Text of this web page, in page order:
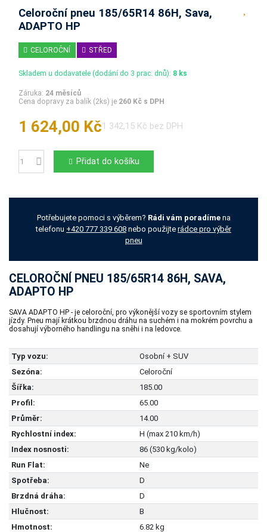
Celoroční pneu 185/65R14 86H, Sava,
ADAPTO HP
CELOROČNÍ STŘED
Skladem u dodavatele (dodání do 3 prac. dnů): 8 ks
Záruka: 24 měsíců
Cena dopravy za balík (2ks) je 260 Kč s DPH
1 624,00 Kč1 342,15 Kč bez DPH
Počet Přidat do košíku
Potřebujete pomoci s výběrem? Rádi vám poradímena
telefonu +420 777 339 608 nebo použijte rádce pro výběr
pneu
CELOROČNÍ PNEU 185/65R14 86H, SAVA,
ADAPTO HP
SAVA ADAPTO HP - je celoroční, pro výkonější vozy se sportovním stylem
jízdy. Pneu mají krátkou brzdnou dráhu na suchém i na mokrém povrchu a
dosahují výborného handlingu na sněhi i na ledovce.
Typ vozu:
Osobní + SUV
Sezóna:
Celoroční
Šířka:
185.00
Profil:
65.00
Průměr:
14.00
Rychlostní index:
H (max 210 km/h)
Index nosnosti:
86 (530 kg/kolo)
Run Flat:
Ne
Spotřeba:
D
Brzdná dráha:
D
Hlučnost:
B
Hmotnost:
6.82 kg